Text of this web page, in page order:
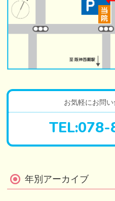
お気軽にお問
TEL:078-
年別アーカイブ